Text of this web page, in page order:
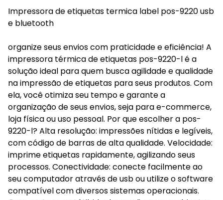
Impressora de etiquetas termica label pos-9220 usb
e bluetooth
organize seus envios com praticidade e eficiência! A
impressora térmica de etiquetas pos-9220-l é a
solução ideal para quem busca agilidade e qualidade
na impressão de etiquetas para seus produtos. Com
ela, você otimiza seu tempo e garante a
organização de seus envios, seja para e-commerce,
loja física ou uso pessoal. Por que escolher a pos-
9220-l? Alta resolução: impressões nítidas e legíveis,
com código de barras de alta qualidade. Velocidade:
imprime etiquetas rapidamente, agilizando seus
processos. Conectividade: conecte facilmente ao
seu computador através de usb ou utilize o software
compatível com diversos sistemas operacionais.